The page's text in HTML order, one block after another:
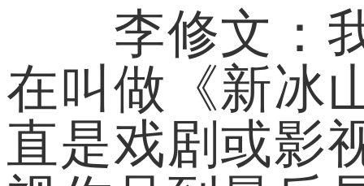
李修文：我
在叫做《新冰
直是戏剧或影